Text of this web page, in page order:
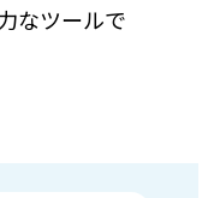
なツールで